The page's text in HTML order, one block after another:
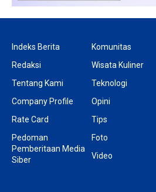
Indeks Berita
Redaksi
Tentang Kami
Company Profile
Rate Card
Pedoman
Pemberitaan Media
Siber
Komunitas
Wisata Kuliner
Teknologi
Opini
Tips
Foto
Video